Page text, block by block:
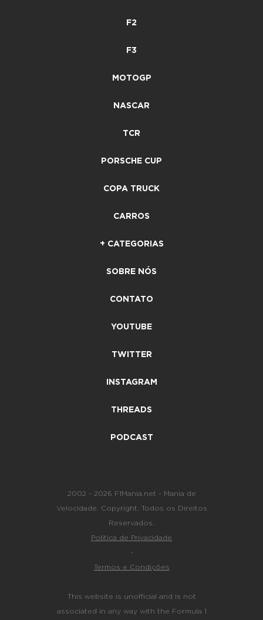
F2
F3
MOTOGP
NASCAR
TCR
PORSCHE CUP
COPA TRUCK
CARROS
+ CATEGORIAS
SOBRE NÓS
CONTATO
YOUTUBE
TWITTER
INSTAGRAM
THREADS
PODCAST
2002 - 2026 F1Mania.net - Mania de
Velocidade. Copyright. Todos os Direitos
Reservados.
Política de Privacidade
-
Termos e Condições
This website is unofficial and is not
associated in any way with the Formula 1